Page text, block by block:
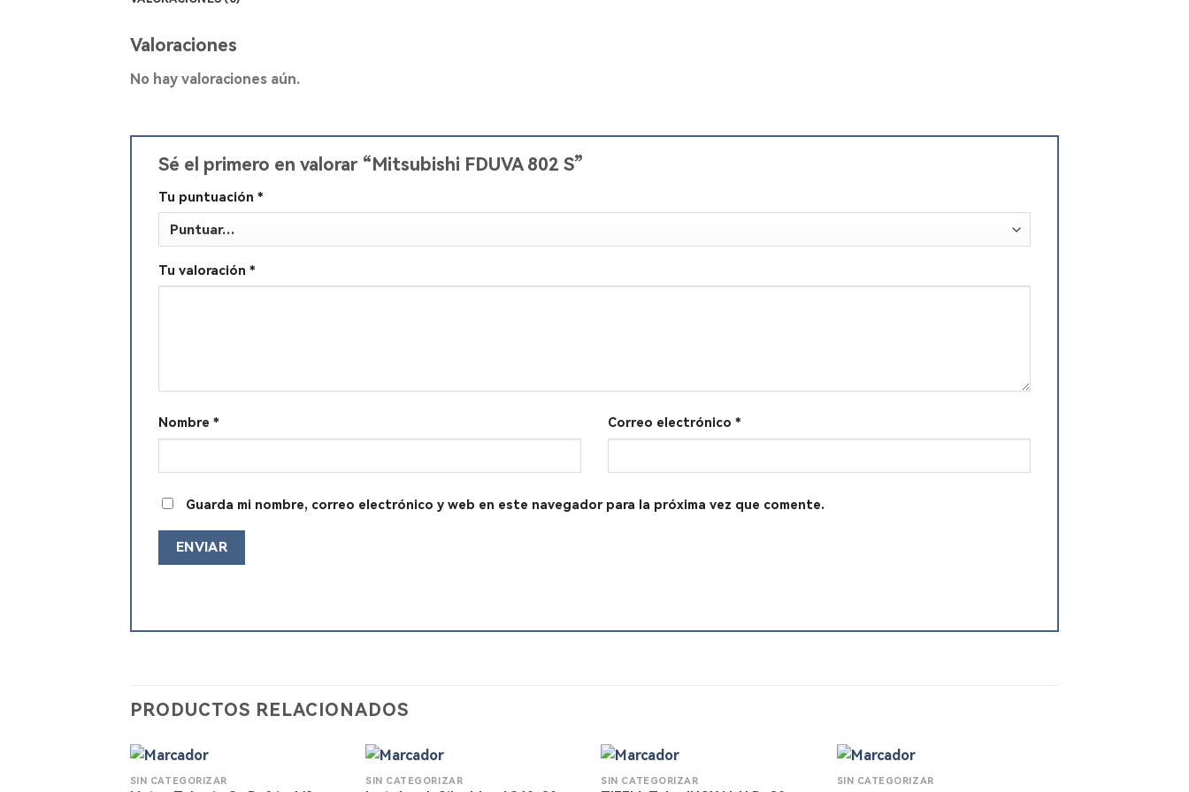
Valoraciones
No hay valoraciones aún.
Sé el primero en valorar “Mitsubishi FDUVA 802 S”
Tu puntuación *
Tu valoración *
Nombre * Correo electrónico *
Guarda mi nombre, correo electrónico y web en este navegador para la próxima vez que comente.
PRODUCTOS RELACIONADOS
SIN CATEGORIZAR SIN CATEGORIZAR SIN CATEGORIZAR SIN CATEGORIZAR